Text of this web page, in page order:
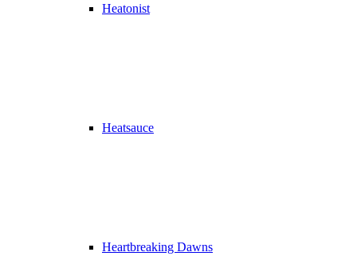
Heatonist
Heatsauce
Heartbreaking Dawns